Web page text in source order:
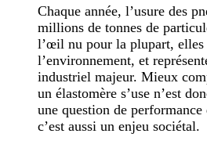
Chaque année, l’usure des
millions de tonnes de
l’œil nu pour la plupart, elles
l’environnement, et
industriel majeur. Mieux
un élastomère s’use n’est
une question de performance
c’est aussi un enjeu sociétal.